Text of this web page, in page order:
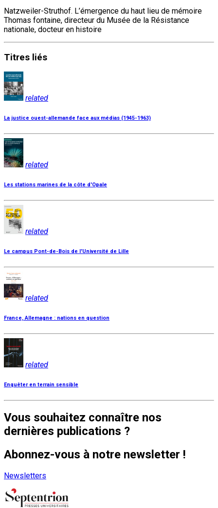
Natzweiler-Struthof. L’émergence du haut lieu de mémoire
Thomas fontaine, directeur du Musée de la Résistance
nationale, docteur en histoire
Titres liés
related
La justice ouest-allemande face aux médias (1945-1963)
related
Les stations marines de la côte d'Opale
related
Le campus Pont-de-Bois de l'Université de Lille
related
France, Allemagne : nations en question
related
Enquêter en terrain sensible
Vous souhaitez connaître nos
dernières publications ?
Abonnez-vous à notre newsletter !
Newsletters